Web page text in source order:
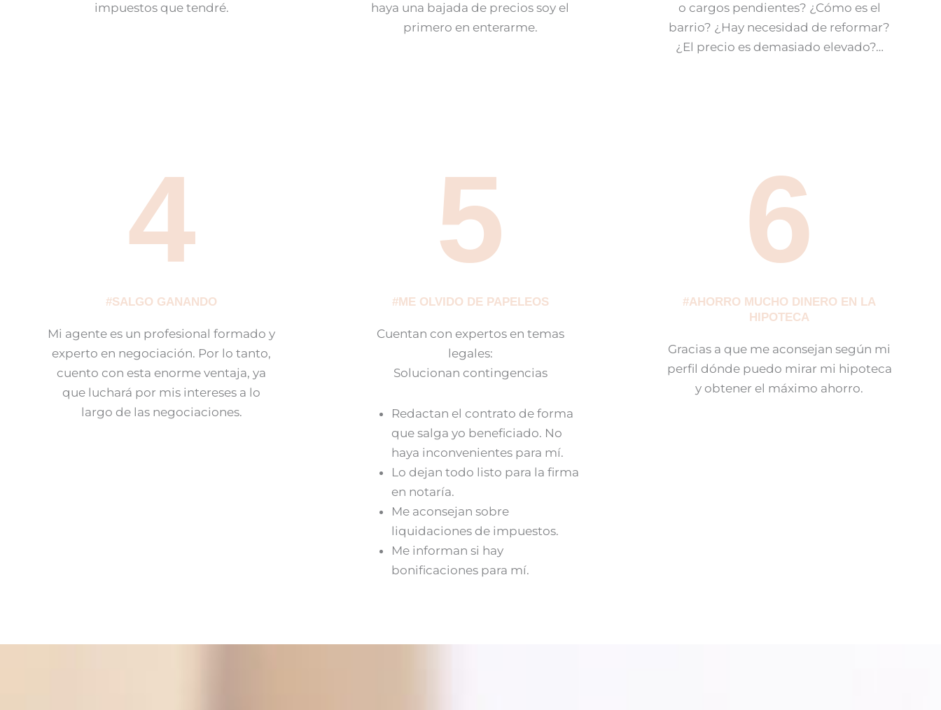
impuestos que tendré.
haya una bajada de precios soy el
primero en enterarme.
o cargos pendientes? ¿Cómo es el
barrio? ¿Hay necesidad de reformar?
¿El precio es demasiado elevado?…
4
#SALGO GANANDO
Mi agente es un profesional formado y
experto en negociación. Por lo tanto,
cuento con esta enorme ventaja, ya
que luchará por mis intereses a lo
largo de las negociaciones.
5
#ME OLVIDO DE PAPELEOS
Cuentan con expertos en temas
legales:
Solucionan contingencias
Redactan el contrato de forma
que salga yo beneficiado. No
haya inconvenientes para mí.
Lo dejan todo listo para la firma
en notaría.
Me aconsejan sobre
liquidaciones de impuestos.
Me informan si hay
bonificaciones para mí.
6
#AHORRO MUCHO DINERO EN LA
HIPOTECA
Gracias a que me aconsejan según mi
perfil dónde puedo mirar mi hipoteca
y obtener el máximo ahorro.